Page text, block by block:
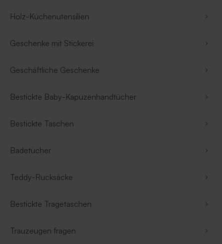
Holz-Küchenutensilien
Geschenke mit Stickerei
Geschäftliche Geschenke
Bestickte Baby-Kapuzenhandtücher
Bestickte Taschen
Badetücher
Teddy-Rucksäcke
Bestickte Tragetaschen
Trauzeugen fragen